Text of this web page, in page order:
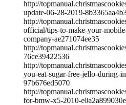
http://
update-06-28-2019-
http://
official/tips-to-make-your-
company-ae271074ee35
http://
76ce39422536
http://
you-eat-sugar-free-jello-during-
97b676ed5070
http://
for-bmw-x5-2010-